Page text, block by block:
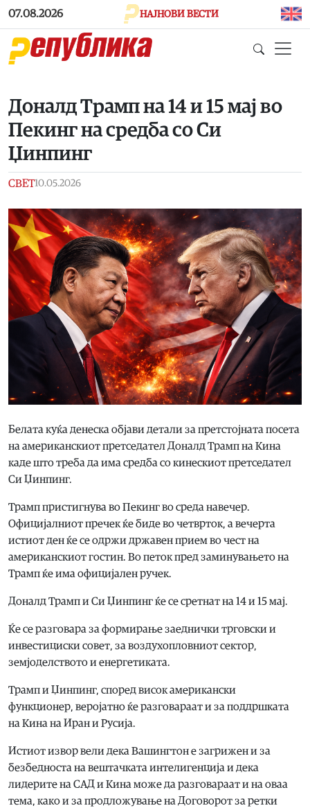
Skip to main content
07.08.2026 НАЈНОВИ ВЕСТИ
Доналд Трамп на 14 и 15 мај во
Пекинг на средба со Си
Џинпинг
СВЕТ10.05.2026
Белата куќа денеска објави детали за претстојната посета
на американскиот претседател Доналд Трамп на Кина
каде што треба да има средба со кинескиот претседател
Си Џинпинг.
Трамп пристигнува во Пекинг во среда навечер.
Официјалниот пречек ќе биде во четврток, а вечерта
истиот ден ќе се одржи државен прием во чест на
американскиот гостин. Во петок пред заминувањето на
Трамп ќе има официјален ручек.
Доналд Трамп и Си Џинпинг ќе се сретнат на 14 и 15 мај.
Ќе се разговара за формирање заеднички трговски и
инвестициски совет, за воздухопловниот сектор,
земјоделството и енергетиката.
Трамп и Џинпинг, според висок американски
функционер, веројатно ќе разговараат и за поддршката
на Кина на Иран и Русија.
Истиот извор вели дека Вашингтон е загрижен и за
безбедноста на вештачката интелигенција и дека
лидерите на САД и Кина може да разговараат и на оваа
тема, како и за продложување на Договорот за ретки